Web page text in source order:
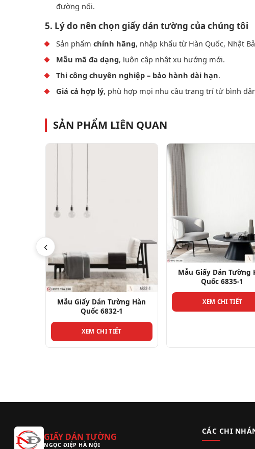
đường nối.
5. Lý do nên chọn giấy dán tường của chúng tôi
Sản phẩm chính hãng, nhập khẩu từ Hàn Quốc, Nhật
Mẫu mã đa dạng, luôn cập nhật xu hướng mới.
Thi công chuyên nghiệp – bảo hành dài hạn.
Giá cả hợp lý, phù hợp mọi nhu cầu trang trí từ bình
SẢN PHẨM LIÊN QUAN
‹
Mẫu Giấy Dán Tường Hàn
Quốc 6835-1
XEM CHI TIẾT
Mẫu Giấy Dán Tường
Quốc 6835-2
GIẤY DÁN TƯỜNG
NGỌC ĐIỆP HÀ NỘI
CÁC CHI